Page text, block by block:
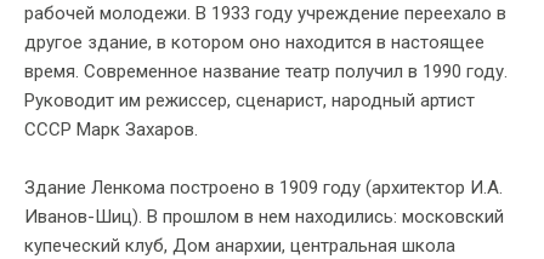
рабочей молодежи. В 1933 году учреждение переехало в
другое здание, в котором оно находится в настоящее
время. Современное название театр получил в 1990 году.
Руководит им режиссер, сценарист, народный артист
СССР Марк Захаров.
Здание Ленкома построено в 1909 году (архитектор И.А.
Иванов-Шиц). В прошлом в нем находились: московский
купеческий клуб, Дом анархии, центральная школа